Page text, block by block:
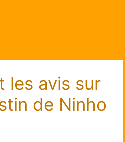
les avis sur
de Ninho